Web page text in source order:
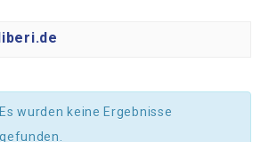
Es wurden keine Ergebnisse
gefunden.